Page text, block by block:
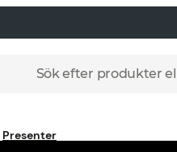
Sök efter produkter
Presenter